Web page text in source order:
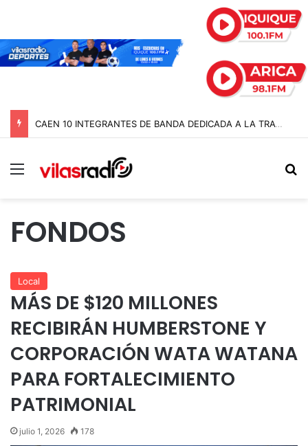
CAEN 10 INTEGRANTES DE BANDA DEDICADA A LA TRATA Y EXPLOTACIÓN SEXUAL DE MENORES EN TARAPACÁ
Menú
FONDOS
Local
MÁS DE $120 MILLONES
RECIBIRÁN HUMBERSTONE Y
CORPORACIÓN WATA WATANA
PARA FORTALECIMIENTO
PATRIMONIAL
julio 1, 2026 178